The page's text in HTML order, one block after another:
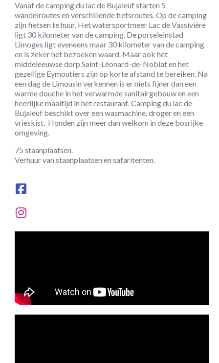
Vanaf de camping du lac de Bujaleuf starten 5
wandelroutes en verschillende fietsroutes. Op de camping
zijn fietsen te huur. Het watersportmeer Lac de Vassivière
ligt 30 kilometer van de camping. De porseleinstad
Limoges ligt eveneens maar 30 kilometer van de camping
en is zeker het bezoeken waard. Maar ook het
middeleeuwse dorp Saint-Léonard-de-Noblat en het
gezellige Eymoutiers zijn op korte afstand te bereiken. Na
een dag de Limousin verkennen is er niets fijner dan een
warme douche in het verwarmde sanitairgebouw en een
heerlijke maaltijd in het restaurant. Camping du lac de
Bujaleuf beschikt over een wasmachine, droger en een
vrieskist. Honden zijn meer dan welkom in deze bosrijke
omgeving.
75 staanplaatsen.
Verhuur van staanplaatsen en safaritenten.